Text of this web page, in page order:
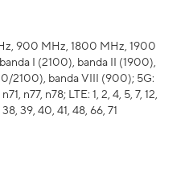
900 MHz, 1800 MHz, 1900
I (2100), banda II (1900),
2100), banda VIII (900); 5G:
n77, n78; LTE: 1, 2, 4, 5, 7, 12,
39, 40, 41, 48, 66, 71